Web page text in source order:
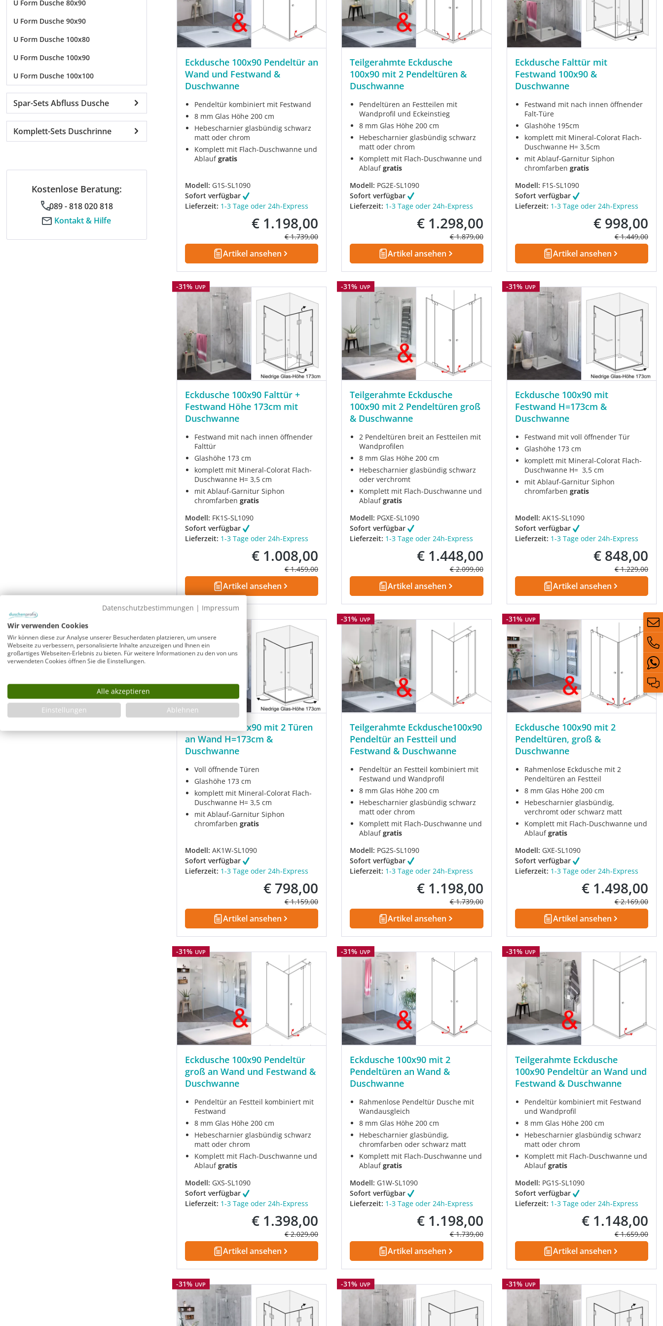
U Form Dusche 80x90
U Form Dusche 90x90
U Form Dusche 100x80
U Form Dusche 100x90
U Form Dusche 100x100
Spar-Sets Abfluss Dusche
Komplett-Sets Duschrinne
Kostenlose Beratung:
089 - 818 020 818
Kontakt & Hilfe
Eckdusche 100x90 Pendeltür an
Wand und Festwand &
Duschwanne
Pendeltür kombiniert mit Festwand
8 mm Glas Höhe 200 cm
Hebescharnier glasbündig schwarz
matt oder chrom
Komplett mit Flach-Duschwanne und
Ablaufgratis
Modell: G1S-SL1090
Sofort verfügbar
Lieferzeit: 1-3 Tage oder 24h-Express
Verkaufspreis:
€ 1.198,00
Regulärer Preis:
€ 1.739,00
Artikel ansehen
Teilgerahmte Eckdusche
100x90 mit 2 Pendeltüren &
Duschwanne
Pendeltüren an Festteilen mit
Wandprofil und Eckeinstieg
8 mm Glas Höhe 200 cm
Hebescharnier glasbündig schwarz
matt oder chrom
Komplett mit Flach-Duschwanne und
Ablaufgratis
Modell: PG2E-SL1090
Sofort verfügbar
Lieferzeit: 1-3 Tage oder 24h-Express
Verkaufspreis:
€ 1.298,00
Regulärer Preis:
€ 1.879,00
Artikel ansehen
Eckdusche Falttür mit
Festwand 100x90 &
Duschwanne
Festwand mit nach innen öffnender
Falt-Türe
Glashöhe 195cm
komplett mit Mineral-Colorat Flach-
Duschwanne H= 3,5cm
mit Ablauf-Garnitur Siphon
chromfarben gratis
Modell: F1S-SL1090
Sofort verfügbar
Lieferzeit: 1-3 Tage oder 24h-Express
Verkaufspreis:
€ 998,00
Regulärer
€ 1.449,00
Artikel ansehen
Rabatt
-31% UVP
Eckdusche 100x90 Falttür +
Festwand Höhe 173cm mit
Duschwanne
Festwand mit nach innen öffnender
Falttür
Glashöhe 173 cm
komplett mit Mineral-Colorat Flach-
Duschwanne H= 3,5 cm
mit Ablauf-Garnitur Siphon
chromfarben gratis
Modell: FK1S-SL1090
Sofort verfügbar
Lieferzeit: 1-3 Tage oder 24h-Express
Verkaufspreis:
€ 1.008,00
Regulärer Preis:
€ 1.459,00
Artikel ansehen
Rabatt
-31% UVP
Teilgerahmte Eckdusche
100x90 mit 2 Pendeltüren groß
& Duschwanne
2 Pendeltüren breit an Festteilen mit
Wandprofilen
8 mm Glas Höhe 200 cm
Hebescharnier glasbündig schwarz
oder verchromt
Komplett mit Flach-Duschwanne und
Ablaufgratis
Modell: PGXE-SL1090
Sofort verfügbar
Lieferzeit: 1-3 Tage oder 24h-Express
Verkaufspreis:
€ 1.448,00
Regulärer Preis:
€ 2.099,00
Artikel ansehen
Rabatt
-31% UVP
Eckdusche 100x90 mit
Festwand H=173cm &
Duschwanne
Festwand mit voll öffnender Tür
Glashöhe 173 cm
komplett mit Mineral-Colorat Flach-
Duschwanne H= 3,5 cm
mit Ablauf-Garnitur Siphon
chromfarben gratis
Modell: AK1S-SL1090
Sofort verfügbar
Lieferzeit: 1-3 Tage oder 24h-Express
Verkaufspreis:
€ 848,00
Regulärer
€ 1.229,00
Artikel ansehen
Eckdusche 100x90 mit 2 Türen
an Wand H=173cm &
Duschwanne
Voll öffnende Türen
Glashöhe 173 cm
komplett mit Mineral-Colorat Flach-
Duschwanne H= 3,5 cm
mit Ablauf-Garnitur Siphon
chromfarben gratis
Modell: AK1W-SL1090
Sofort verfügbar
Lieferzeit: 1-3 Tage oder 24h-Express
Verkaufspreis:
€ 798,00
Regulärer Preis:
€ 1.159,00
Artikel ansehen
Rabatt
-31% UVP
Teilgerahmte Eckdusche100x90
Pendeltür an Festteil und
Festwand & Duschwanne
Pendeltür an Festteil kombiniert mit
Festwand und Wandprofil
8 mm Glas Höhe 200 cm
Hebescharnier glasbündig schwarz
matt oder chrom
Komplett mit Flach-Duschwanne und
Ablaufgratis
Modell: PG2S-SL1090
Sofort verfügbar
Lieferzeit: 1-3 Tage oder 24h-Express
Verkaufspreis:
€ 1.198,00
Regulärer Preis:
€ 1.739,00
Artikel ansehen
Rabatt
-31% UVP
Eckdusche 100x90 mit 2
Pendeltüren, groß &
Duschwanne
Rahmenlose Eckdusche mit 2
Pendeltüren an Festteil
8 mm Glas Höhe 200 cm
Hebescharnier glasbündig,
verchromt oder schwarz matt
Komplett mit Flach-Duschwanne und
Ablaufgratis
Modell: GXE-SL1090
Sofort verfügbar
Lieferzeit: 1-3 Tage oder 24h-Express
Verkaufspreis:
€ 1.498,00
Regulärer
€ 2.169,00
Artikel ansehen
Rabatt
-31% UVP
Eckdusche 100x90 Pendeltür
groß an Wand und Festwand &
Duschwanne
Pendeltür an Festteil kombiniert mit
Festwand
8 mm Glas Höhe 200 cm
Hebescharnier glasbündig schwarz
matt oder chrom
Komplett mit Flach-Duschwanne und
Ablaufgratis
Modell: GXS-SL1090
Sofort verfügbar
Lieferzeit: 1-3 Tage oder 24h-Express
Verkaufspreis:
€ 1.398,00
Regulärer Preis:
€ 2.029,00
Artikel ansehen
Rabatt
-31% UVP
Eckdusche 100x90 mit 2
Pendeltüren an Wand &
Duschwanne
Rahmenlose Pendeltür Dusche mit
Wandausgleich
8 mm Glas Höhe 200 cm
Hebescharnier glasbündig,
chromfarben oder schwarz matt
Komplett mit Flach-Duschwanne und
Ablaufgratis
Modell: G1W-SL1090
Sofort verfügbar
Lieferzeit: 1-3 Tage oder 24h-Express
Verkaufspreis:
€ 1.198,00
Regulärer Preis:
€ 1.739,00
Artikel ansehen
Rabatt
-31% UVP
Teilgerahmte Eckdusche
100x90 Pendeltür an Wand und
Festwand & Duschwanne
Pendeltür kombiniert mit Festwand
und Wandprofil
8 mm Glas Höhe 200 cm
Hebescharnier glasbündig schwarz
matt oder chrom
Komplett mit Flach-Duschwanne und
Ablaufgratis
Modell: PG1S-SL1090
Sofort verfügbar
Lieferzeit: 1-3 Tage oder 24h-Express
Verkaufspreis:
€ 1.148,00
Regulärer
€ 1.659,00
Artikel ansehen
Rabatt
-31% UVP Rabatt
-31% UVP Rabatt
-31% UVP
Datenschutzbestimmungen | Impressum
Wir verwenden Cookies
Wir können diese zur Analyse unserer Besucherdaten platzieren, um unsere
Webseite zu verbessern, personalisierte Inhalte anzuzeigen und Ihnen ein
großartiges Webseiten-Erlebnis zu bieten. Für weitere Informationen zu den von uns
verwendeten Cookies öffnen Sie die Einstellungen.
Alle akzeptieren
Einstellungen
Ablehnen